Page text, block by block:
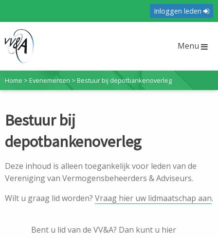
Inloggen leden
Menu
Home > Evenementen > Bestuur bij depotbankenoverleg
Bestuur bij
depotbankenoverleg
Deze inhoud is alleen toegankelijk voor leden van de
Vereniging van Vermogensbeheerders & Adviseurs.
Wilt u graag lid worden? Vraag hier uw lidmaatschap aan.
Bent u lid van de VV&A? Dan kunt u hier